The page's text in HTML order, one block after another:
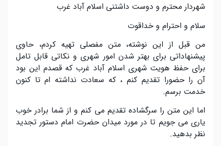
شهردار محترم و دوست داشتنی اسلام آباد غرب
سلام و احترام و خداقوت
من قبل از این نوشته، متن مفصلی تهیه کردم، حاوی
پیشنهاداتی برای بهتر شدن امور شهری و نکاتی قابل تامل
برای حفظ هویت شهری اسلام آباد غرب که قصدم این بود
آن را حضورا تقدیم کنم ، که سعادت نداشته ام تا کنون
خدمت برسم.
اما این متن را سرگشاده تقدیم می کنم و از شما برادر خوب
یاری می جویم تا در مورد میدان حضرت امام دستور تجدید
نظر بدهید.